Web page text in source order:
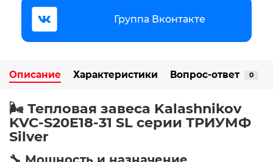
Группа Вконтакте
Описание Характеристики Вопрос-ответ 0
🌬️ Тепловая завеса Kalashnikov
KVC-S20E18-31 SL серии ТРИУМФ
Silver